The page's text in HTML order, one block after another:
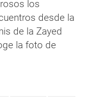
los
desde la
de la Zayed
la foto de